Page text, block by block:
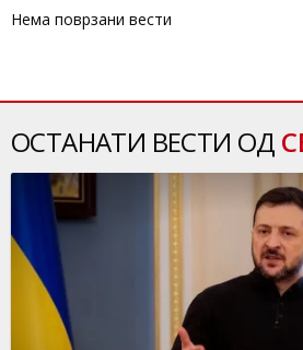
Нема поврзани вести
ОСТАНАТИ ВЕСТИ ОД